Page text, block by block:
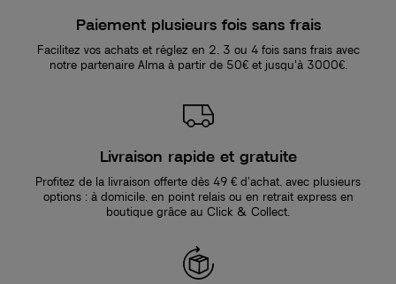
Paiement plusieurs fois sans frais
Facilitez vos achats et réglez en 2, 3 ou 4 fois sans frais avec
notre partenaire Alma à partir de 50€ et jusqu'à 3000€.
Livraison rapide et gratuite
Profitez de la livraison offerte dès 49 € d’achat, avec plusieurs
options : à domicile, en point relais ou en retrait express en
boutique grâce au Click & Collect.